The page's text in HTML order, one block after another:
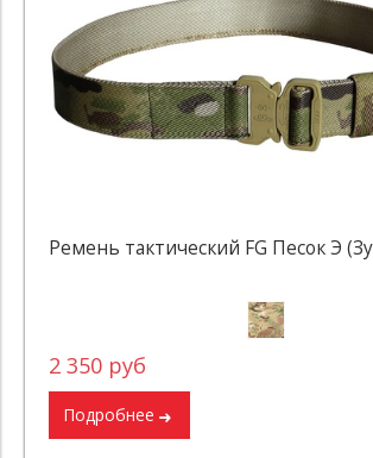
Ремень тактический FG Песок Э
2 350 руб
Подробнее